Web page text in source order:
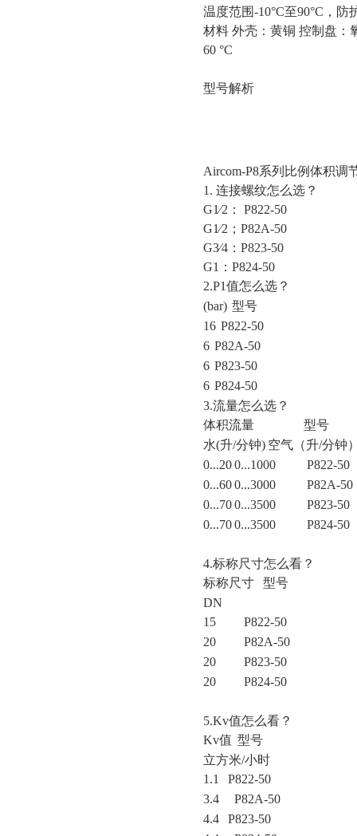
温度范围-10°C至90°C，防
材料 外壳：黄铜 控制盘：
60 °C
型号解析
Aircom-P8系列比例体积调
1. 连接螺纹怎么选？
G1⁄2： P822-50
G1⁄2；P82A-50
G3⁄4：P823-50
G1：P824-50
2.P1值怎么选？
(bar) 型号
16 P822-50
6 P82A-50
6 P823-50
6 P824-50
3.流量怎么选？
体积流量
型号
水(升/分钟) 空气（升/分钟
0...200...1000
P822-50
0...600...3000
P82A-50
0...700...3500
P823-50
0...700...3500 P824-50
4.标称尺寸怎么看？
标称尺寸
型号
DN
15
P822-50
20
P82A-50
20
P823-50
20
P824-50
5.Kv值怎么看？
Kv值 型号
立方米/小时
1.1
P822-50
3.4
P82A-50
4.4
P823-50